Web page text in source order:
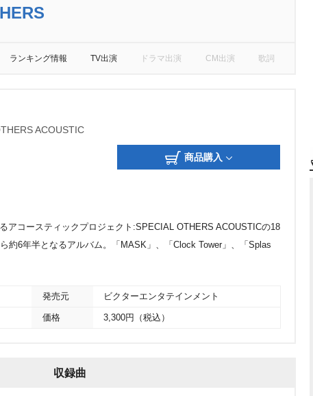
ランキング情報 TV出演 ドラマ出演 CM出演 歌詞
ACOUSTIC
商品購入
アコースティックプロジェクト:SPECIAL OTHERS ACOUSTICの18
約6年半となるアルバム。「MASK」、「Clock Tower」、「Splas
発売元 ビクターエンタテインメント
価格 3,300円（税込）
収録曲